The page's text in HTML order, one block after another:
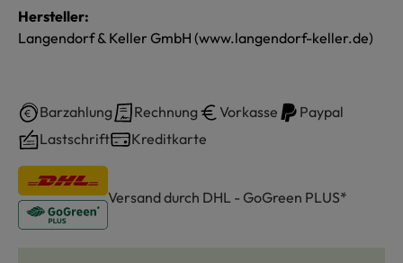
Hersteller:
Langendorf & Keller GmbH (www.langendorf-keller.de)
Barzahlung Rechnung Vorkasse
Paypal
Lastschrift
Kreditkarte
Versand durch DHL - GoGreen PLUS*